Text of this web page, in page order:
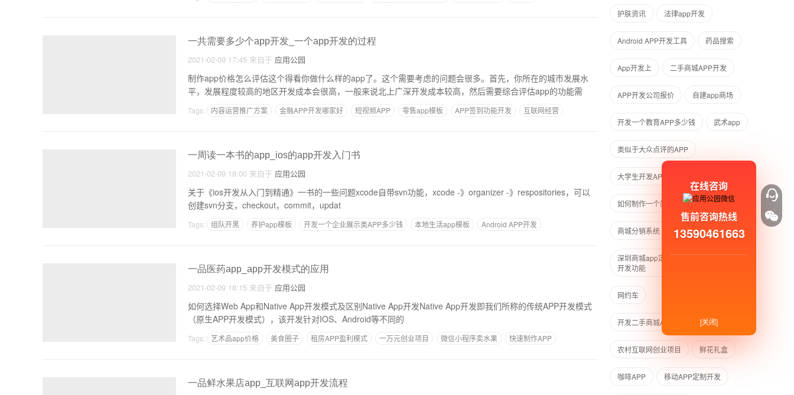
一共需要多少个app开发_一个app开发的过程
2021-02-09 17:45 来自于 应用公园
制作app价格怎么评估这个得看你做什么样的app了。这个需要考虑的问题会很多。首先，你所在的城市发展水
平，发展程度较高的地区开发成本会很高，一般来说北上广深开发成本较高，然后需要综合评估app的功能需
Tags: 内容运营推广方案 金融APP开发哪家好 短视频APP 零售app模板 APP签到功能开发 互联网经营
一周读一本书的app_ios的app开发入门书
2021-02-09 18:00 来自于 应用公园
关于《ios开发从入门到精通》一书的一些问题xcode自带svn功能，xcode -》organizer -》respositories，可以
创建svn分支，checkout，commit，updat
Tags: 组队开黑 养护app模板 开发一个企业展示类APP多少钱 本地生活app模板
Android APP开发
一品医药app_app开发模式的应用
2021-02-09 18:15 来自于 应用公园
如何选择Web App和Native App开发模式及区别Native App开发Native App开发即我们所称的传统APP开发模式
（原生APP开发模式），该开发针对IOS、Android等不同的
Tags: 艺术品app价格 美食圈子 租房APP盈利模式 一万元创业项目 微信小程序卖水果 快速制作APP
一品鲜水果店app_互联网app开发流程
护肤资讯 法律app开发
Android APP开发工具 药品搜索
App开发上 二手商城APP开发
APP开发公司报价 自建app商场
开发一个教育APP多少钱 武术app
类似于大众点评的APP
大学生开发APP
如何制作一个简单的APP
商城分销系统
深圳商城app定制公司、购物商城APP
开发功能
网约车
开发二手商城APP需要多少钱
农村互联网创业项目 鲜花礼盒
咖啡APP 移动APP定制开发
在线咨询
售前咨询热线
13590461663
[关闭]